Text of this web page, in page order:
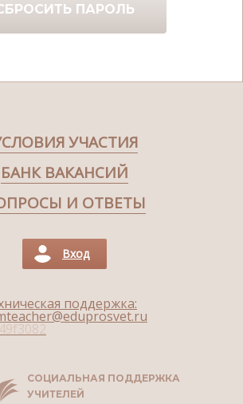
ПАРОЛЬ
СОЦИАЛЬНАЯ ПОДДЕРЖКА
УЧИТЕЛЕЙ
УЧАСТИЯ
БАНК ВАКАНСИЙ
И ОТВЕТЫ
Вход
поддержка: